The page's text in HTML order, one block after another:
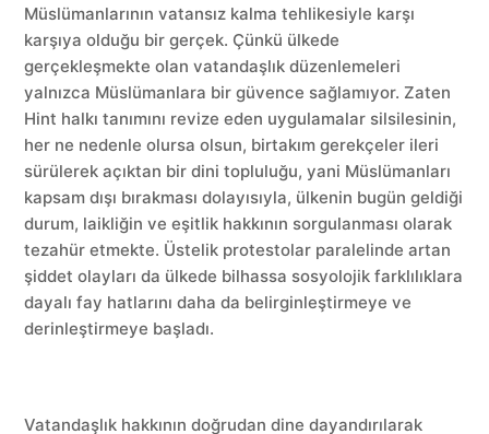
Müslümanlarının vatansız kalma tehlikesiyle karşı
karşıya olduğu bir gerçek. Çünkü ülkede
gerçekleşmekte olan vatandaşlık düzenlemeleri
yalnızca Müslümanlara bir güvence sağlamıyor. Zaten
Hint halkı tanımını revize eden uygulamalar silsilesinin,
her ne nedenle olursa olsun, birtakım gerekçeler ileri
sürülerek açıktan bir dini topluluğu, yani Müslümanları
kapsam dışı bırakması dolayısıyla, ülkenin bugün geldiği
durum, laikliğin ve eşitlik hakkının sorgulanması olarak
tezahür etmekte. Üstelik protestolar paralelinde artan
şiddet olayları da ülkede bilhassa sosyolojik farklılıklara
dayalı fay hatlarını daha da belirginleştirmeye ve
derinleştirmeye başladı.
Vatandaşlık hakkının doğrudan dine dayandırılarak